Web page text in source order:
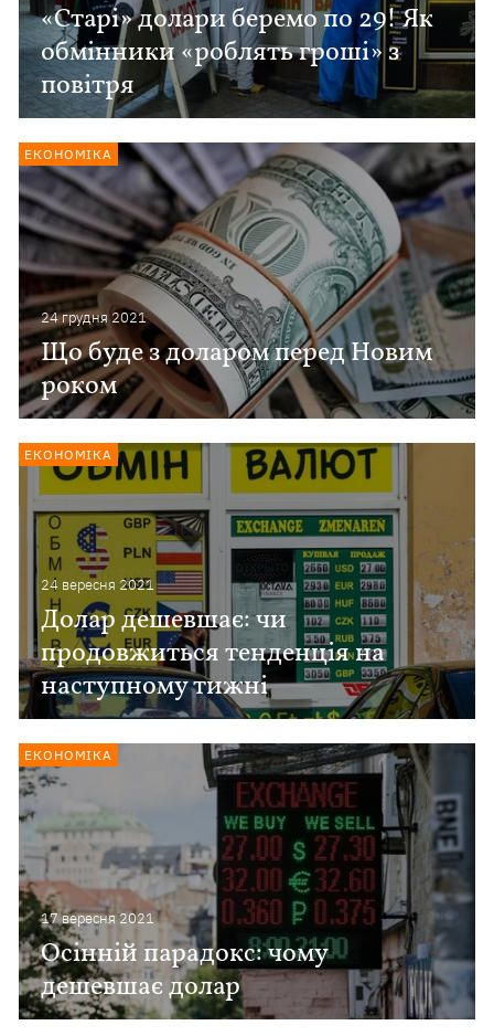
«Старі» долари беремо по 29! Як
обмінники «роблять гроші» з
повітря
24 грудня 2021
Що буде з доларом перед Новим
роком
ЕКОНОМІКА
24 вересня 2021
Долар дешевшає: чи
продовжиться тенденція на
наступному тижні
ЕКОНОМІКА
17 вересня 2021
Осінній парадокс: чому
дешевшає долар
ЕКОНОМІКА